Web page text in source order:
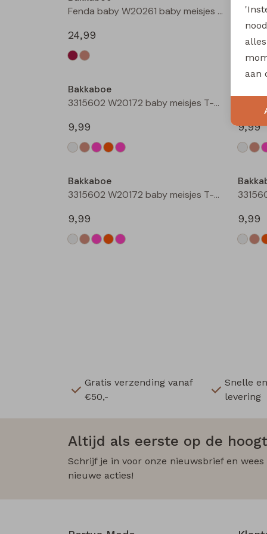
Fenda baby W20261 baby meisjes denim jack Zand
24,99
Bakkaboe
3315602 W20172 baby meisjes T-shirt lm Cream
9,99
9,99
Bakkaboe
3315602 W20172 baby meisjes T-shirt lm Rose
9,99
9,99
Gratis verzending vanaf
€50,-
Snelle
levering
Altijd als eerste op de
Schrijf je in voor onze nieuwsbrief en
nieuwe acties!
aan